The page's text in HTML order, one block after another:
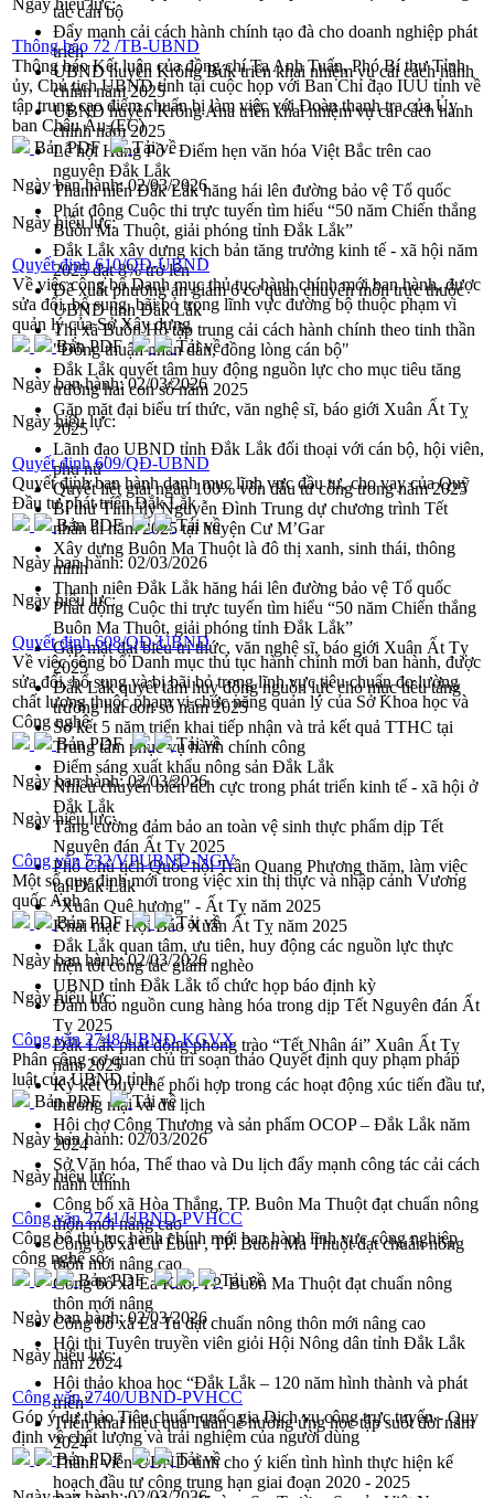
tác cán bộ
Đẩy mạnh cải cách hành chính tạo đà cho doanh nghiệp phát
triển
UBND huyện Krông Búk triển khai nhiệm vụ cải cách hành
chính năm 2025
UBND huyện Krông Ana triển khai nhiệm vụ cải cách hành
chính năm 2025
Lễ hội Hảng Pồ - Điểm hẹn văn hóa Việt Bắc trên cao
nguyên Đắk Lắk
Thanh niên Đắk Lắk hăng hái lên đường bảo vệ Tổ quốc
Phát động Cuộc thi trực tuyến tìm hiểu “50 năm Chiến thắng
Buôn Ma Thuột, giải phóng tỉnh Đắk Lắk”
Đắk Lắk xây dựng kịch bản tăng trưởng kinh tế - xã hội năm
2025 đạt 8% trở lên
Đề xuất phương án giảm 6 cơ quan chuyên môn trực thuộc
UBND tỉnh Đắk Lắk
Thị xã Buôn Hồ tập trung cải cách hành chính theo tinh thần
"Đồng thuận nhân dân, đồng lòng cán bộ"
Đắk Lắk quyết tâm huy động nguồn lực cho mục tiêu tăng
trưởng hai con số năm 2025
Gặp mặt đại biểu trí thức, văn nghệ sĩ, báo giới Xuân Ất Tỵ
2025
Lãnh đạo UBND tỉnh Đắk Lắk đối thoại với cán bộ, hội viên,
phụ nữ
Quyết liệt giải ngân 100% vốn đầu tư công trong năm 2025
Bí thư Tỉnh ủy Nguyễn Đình Trung dự chương trình Tết
nhân ái năm 2025 tại huyện Cư M’Gar
Xây dựng Buôn Ma Thuột là đô thị xanh, sinh thái, thông
minh
Thanh niên Đắk Lắk hăng hái lên đường bảo vệ Tổ quốc
Phát động Cuộc thi trực tuyến tìm hiểu “50 năm Chiến thắng
Buôn Ma Thuột, giải phóng tỉnh Đắk Lắk”
Gặp mặt đại biểu trí thức, văn nghệ sĩ, báo giới Xuân Ất Tỵ
2025
Đắk Lắk quyết tâm huy động nguồn lực cho mục tiêu tăng
trưởng hai con số năm 2025
Sơ kết 5 năm triển khai tiếp nhận và trả kết quả TTHC tại
Trung tâm phục vụ hành chính công
Điểm sáng xuất khẩu nông sản Đắk Lắk
Nhiều chuyển biến tích cực trong phát triển kinh tế - xã hội ở
Đắk Lắk
Tăng cường đảm bảo an toàn vệ sinh thực phẩm dịp Tết
Nguyên đán Ất Tỵ 2025
Phó Chủ tịch Quốc hội Trần Quang Phương thăm, làm việc
tại Đắk Lắk
"Xuân Quê hương" - Ất Tỵ năm 2025
Khai mạc Hội Báo Xuân Ất Tỵ năm 2025
Đắk Lắk quan tâm, ưu tiên, huy động các nguồn lực thực
hiện tốt công tác giảm nghèo
UBND tỉnh Đắk Lắk tổ chức họp báo định kỳ
Đảm bảo nguồn cung hàng hóa trong dịp Tết Nguyên đán Ất
Tỵ 2025
Đắk Lắk phát động phong trào “Tết Nhân ái” Xuân Ất Tỵ
năm 2025
Ký kết Quy chế phối hợp trong các hoạt động xúc tiến đầu tư,
thương mại và du lịch
Hội chợ Công Thương và sản phẩm OCOP – Đắk Lắk năm
2024
Sở Văn hóa, Thể thao và Du lịch đẩy mạnh công tác cải cách
hành chính
Công bố xã Hòa Thắng, TP. Buôn Ma Thuột đạt chuẩn nông
thôn mới nâng cao
Công bố xã Cư Êbur , TP. Buôn Ma Thuột đạt chuẩn nông
thôn mới nâng cao
Công bố xã Ea Kao, TP. Buôn Ma Thuột đạt chuẩn nông
thôn mới nâng
Công bố xã Ea Tu đạt chuẩn nông thôn mới nâng cao
Hội thi Tuyên truyền viên giỏi Hội Nông dân tỉnh Đắk Lắk
năm 2024
Hội thảo khoa học “Đắk Lắk – 120 năm hình thành và phát
triển”
Triển khai hiệu quả Tuần lễ hưởng ứng học tập suốt đời năm
2024
Thành viên UBND tỉnh cho ý kiến tình hình thực hiện kế
hoạch đầu tư công trung hạn giai đoạn 2020 - 2025
Ngày hiệu lực:
Thông báo 72 /TB-UBND
Thông báo Kết luận của đồng chí Tạ Anh Tuấn, Phó Bí thư Tỉnh
ủy, Chủ tịch UBND tỉnh tại cuộc họp với Ban Chỉ đạo IUU tỉnh về
tập trung cao điểm chuẩn bị làm việc với Đoàn thanh tra của Ủy
ban Châu Âu (EC)
Bản PDF
Tải về
Ngày ban hành:02/03/2026
Ngày hiệu lực:
Quyết định 610/QĐ-UBND
Về việc công bố Danh mục thủ tục hành chính mới ban hành, được
sửa đổi, bổ sung, bãi bỏ trong lĩnh vực đường bộ thuộc phạm vi
quản lý của Sở Xây dựng
Bản PDF
Tải về
Ngày ban hành:02/03/2026
Ngày hiệu lực:
Quyết định 609/QĐ-UBND
Quyết định ban hành danh mục lĩnh vực đầu tư, cho vay của Quỹ
Đầu tư phát triển Đắk Lắk
Bản PDF
Tải về
Ngày ban hành: 02/03/2026
Ngày hiệu lực:
Quyết định 608/QĐ-UBND
Về việc công bố Danh mục thủ tục hành chính mới ban hành, được
sửa đổi, bổ sung và bị bãi bỏ trong lĩnh vực tiêu chuẩn đo lường
chất lượng thuộc phạm vi chức năng quản lý của Sở Khoa học và
Công nghệ
Bản PDF
Tải về
Ngày ban hành:02/03/2026
Ngày hiệu lực:
Công văn 532/VPUBND-NGV
Một số quy định mới trong việc xin thị thực và nhập cảnh Vương
quốc Anh
Bản PDF
Tải về
Ngày ban hành:02/03/2026
Ngày hiệu lực:
Công văn 2748/UBND-KGVX
Phân công cơ quan chủ trì soạn thảo Quyết định quy phạm pháp
luật của UBND tỉnh
Bản PDF
Tải về
Ngày ban hành: 02/03/2026
Ngày hiệu lực:
Công văn 2741/UBND-PVHCC
Công bố thủ tục hành chính mới ban hành lĩnh vực công nghiệp
công nghệ số
Bản PDF
Tải về
Ngày ban hành:02/03/2026
Ngày hiệu lực:
Công văn 2740/UBND-PVHCC
Góp ý dự thảo Tiêu chuẩn quốc gia Dịch vụ công trực tuyến - Quy
định về chất lượng và trải nghiệm của người dùng
Bản PDF
Tải về